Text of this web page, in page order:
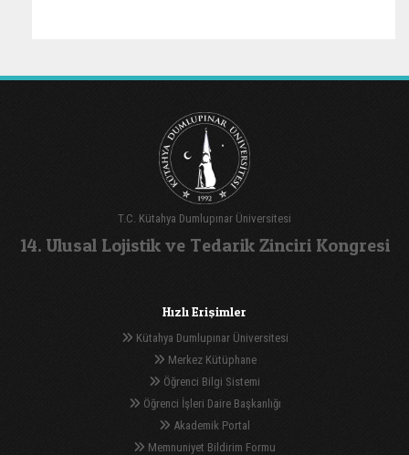
T.C. Kütahya Dumlupınar Üniversitesi
14. Ulusal Lojistik ve Tedarik Zinciri Kongresi
Hızlı Erişimler
Kütahya Dumlupınar Üniversitesi
Merkez Kütüphane
Öğrenci Bilgi Sistemi
Öğrenci İşleri Daire Başkanlığı
Akademik Portal
Memnuniyet Bildirim Formu